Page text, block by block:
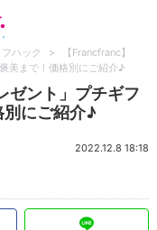
ハック >
【Francfranc】
美まで！価格別にご紹介♪
ゼント」プチギフ
別にご紹介♪
2022.12.8 18:18